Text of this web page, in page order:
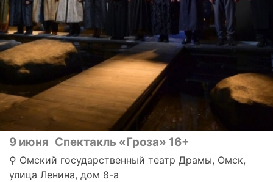
9 июня Спектакль «Гроза» 16+
⚲ Омский государственный театр Драмы, Омск,
улица Ленина, дом 8-а